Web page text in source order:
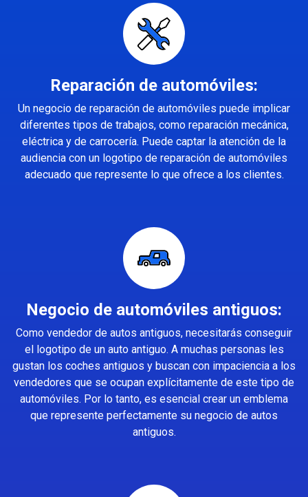
Reparación de automóviles:
Un negocio de reparación de automóviles puede implicar
diferentes tipos de trabajos, como reparación mecánica,
eléctrica y de carrocería. Puede captar la atención de la
audiencia con un logotipo de reparación de automóviles
adecuado que represente lo que ofrece a los clientes.
Negocio de automóviles antiguos:
Como vendedor de autos antiguos, necesitarás conseguir
el logotipo de un auto antiguo. A muchas personas les
gustan los coches antiguos y buscan con impaciencia a los
vendedores que se ocupan explícitamente de este tipo de
automóviles. Por lo tanto, es esencial crear un emblema
que represente perfectamente su negocio de autos
antiguos.